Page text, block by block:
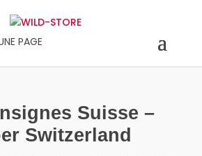
PAGE
Suisse –
Switzerland